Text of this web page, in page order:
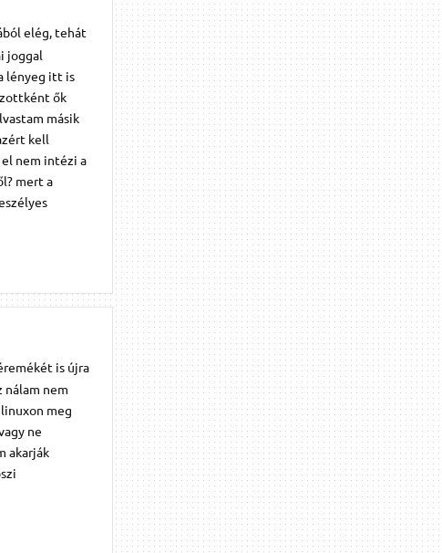
elég, tehát
joggal
lényeg itt is
ők
másik
kell
nem intézi a
mert a
is újra
nem
meg
ne
akarják